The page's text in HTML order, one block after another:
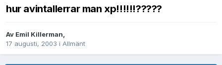
hur avintallerrar man xp!!!!!!?????
Av Emil Killerman,
17 augusti, 2003 i Allmänt